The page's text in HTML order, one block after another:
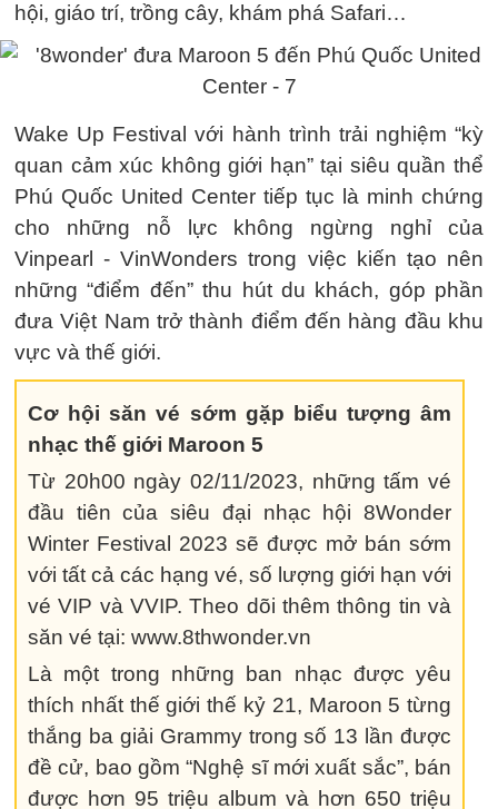
hội, giáo trí, trồng cây, khám phá Safari…
Wake Up Festival với hành trình trải nghiệm “kỳ
quan cảm xúc không giới hạn” tại siêu quần thể
Phú Quốc United Center tiếp tục là minh chứng
cho những nỗ lực không ngừng nghỉ của
Vinpearl - VinWonders trong việc kiến tạo nên
những “điểm đến” thu hút du khách, góp phần
đưa Việt Nam trở thành điểm đến hàng đầu khu
vực và thế giới.
Cơ hội săn vé sớm gặp biểu tượng âm
nhạc thế giới Maroon 5
Từ 20h00 ngày 02/11/2023, những tấm vé
đầu tiên của siêu đại nhạc hội 8Wonder
Winter Festival 2023 sẽ được mở bán sớm
với tất cả các hạng vé, số lượng giới hạn với
vé VIP và VVIP. Theo dõi thêm thông tin và
săn vé tại: www.8thwonder.vn
Là một trong những ban nhạc được yêu
thích nhất thế giới thế kỷ 21, Maroon 5 từng
thắng ba giải Grammy trong số 13 lần được
đề cử, bao gồm “Nghệ sĩ mới xuất sắc”, bán
được hơn 95 triệu album và hơn 650 triệu